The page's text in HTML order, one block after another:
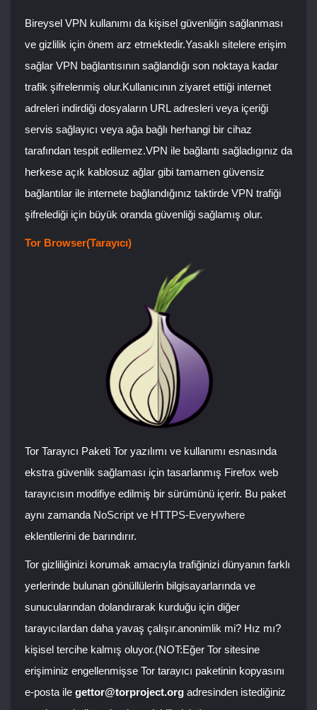
Bireysel VPN kullanımı da kişisel güvenliğin sağlanması
ve gizlilik için önem arz etmektedir.Yasaklı sitelere erişim
sağlar VPN bağlantısının sağlandığı son noktaya kadar
trafik şifrelenmiş olur.Kullanıcının ziyaret ettiği internet
adreleri indirdiği dosyaların URL adresleri veya içeriği
servis sağlayıcı veya ağa bağlı herhangi bir cihaz
tarafından tespit edilemez.VPN ile bağlantı sağladıgınız da
herkese açık kablosuz ağlar gibi tamamen güvensiz
bağlantılar ile internete bağlandığınız taktirde VPN trafiği
şifrelediği için büyük oranda güvenliği sağlamış olur.
Tor Browser(Tarayıcı)
Tor Tarayıcı Paketi Tor yazılımı ve kullanımı esnasında
ekstra güvenlik sağlaması için tasarlanmış Firefox web
tarayıcısın modifiye edilmiş bir sürümünü içerir. Bu paket
aynı zamanda NoScript ve HTTPS-Everywhere
eklentilerini de barındırır.
Tor gizliliğinizi korumak amacıyla trafiğinizi dünyanın farklı
yerlerinde bulunan gönüllülerin bilgisayarlarında ve
sunucularından dolandırarak kurduğu için diğer
tarayıcılardan daha yavaş çalışır.anonimlik mi? Hız mı?
kişisel tercihe kalmış oluyor.(NOT:Eğer Tor sitesine
erişiminiz engellenmişse Tor tarayıcı paketinin kopyasını
e-posta ile gettor@torproject.org adresinden istediğiniz